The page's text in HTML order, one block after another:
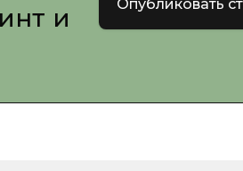
и
Опубликовать